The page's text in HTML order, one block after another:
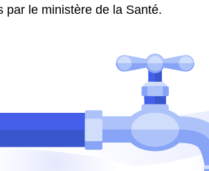
par le ministère de la Santé.